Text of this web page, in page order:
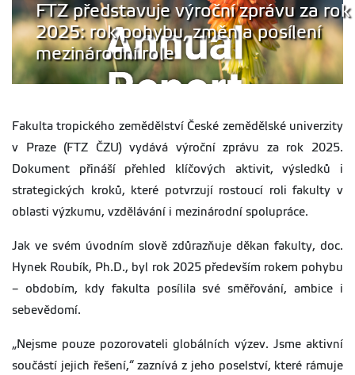
FTZ představuje výroční zprávu za rok
2025: rok pohybu, změn a posílení
mezinárodní role
Fakulta tropického zemědělství České zemědělské univerzity
v Praze (FTZ ČZU) vydává výroční zprávu za rok 2025.
Dokument přináší přehled klíčových aktivit, výsledků i
strategických kroků, které potvrzují rostoucí roli fakulty v
oblasti výzkumu, vzdělávání i mezinárodní spolupráce.
Jak ve svém úvodním slově zdůrazňuje děkan fakulty, doc.
Hynek Roubík, Ph.D., byl rok 2025 především rokem pohybu
– obdobím, kdy fakulta posílila své směřování, ambice i
sebevědomí.
„Nejsme pouze pozorovateli globálních výzev. Jsme aktivní
součástí jejich řešení,“ zaznívá z jeho poselství, které rámuje